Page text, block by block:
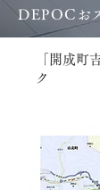
DEPOC お
「開成町
ク